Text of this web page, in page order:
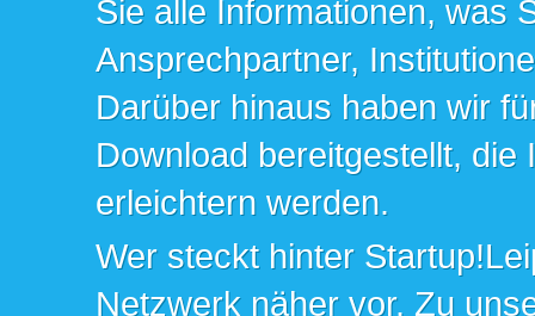
Sie alle Informationen, was
Ansprechpartner,
Darüber hinaus haben wir
Download bereitgestellt,
erleichtern werden.
Wer steckt hinter
Netzwerk näher vor. Zu